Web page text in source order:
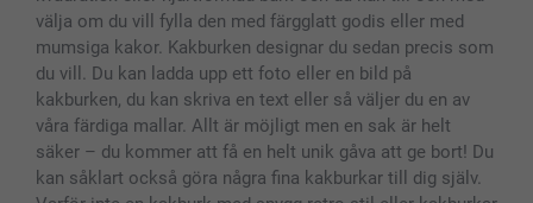
välja om du vill fylla den med färgglatt godis eller med
mumsiga kakor. Kakburken designar du sedan precis som
du vill. Du kan ladda upp ett foto eller en bild på
kakburken, du kan skriva en text eller så väljer du en av
våra färdiga mallar. Allt är möjligt men en sak är helt
säker – du kommer att få en helt unik gåva att ge bort! Du
kan såklart också göra några fina kakburkar till dig själv.